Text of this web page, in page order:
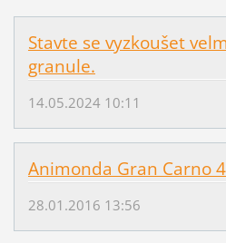
Stavte se vyzkoušet
granule.
14.05.2024 10:11
Animonda Gran Carno
28.01.2016 13:56